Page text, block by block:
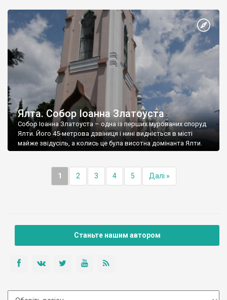
Ялта. Собор Іоанна Златоуста
Собор Іоанна Златоуста – одна із перших мурованих споруд
Ялти. Його 45-метрова дзвіниця і нині видніється в місті
майже звідусіль, а колись це була висотна домінанта Ялти.
1 2 3 4 5 Далі »
Станьте нашим автором